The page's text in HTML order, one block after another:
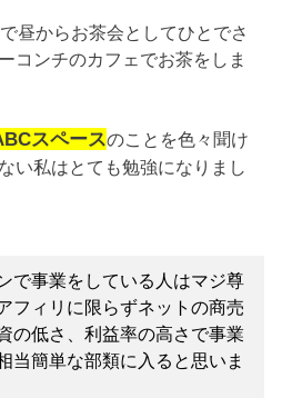
昼からお茶会としてひとでさ
コンチのカフェでお茶をしま
スペースのことを色々聞け
い私はとても勉強になりまし
で事業をしている人はマジ尊
フィリに限らずネットの商売
の低さ、利益率の高さで事業
当簡単な部類に入ると思いま